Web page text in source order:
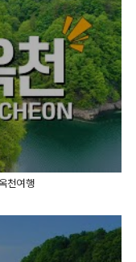
천여행